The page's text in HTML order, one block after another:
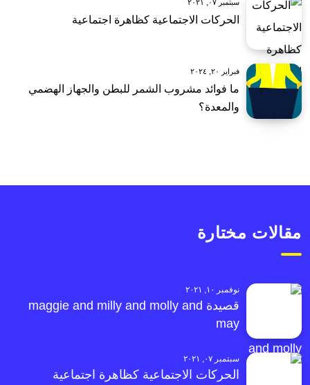
سبتمبر ٠٧, ٢٠٢١
الحركات الاجتماعية كظاهرة اجتماعية
فبراير ٢٠, ٢٠٢٤
ما فوائد مشروب الشمر للبطن والجهاز الهضمي
والمعدة؟
مقالات مختارة
نوفمبر ١٠, ٢٠٢١
قصيدة maggie and milly and molly and
may
سبتمبر ٠٧, ٢٠٢١
الحركات الاجتماعية كظاهرة اجتماعية